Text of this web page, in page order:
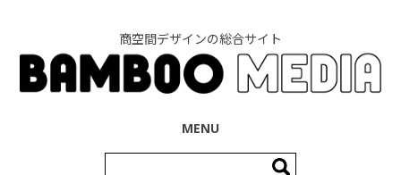
商空間デザインの総合サイト
MENU